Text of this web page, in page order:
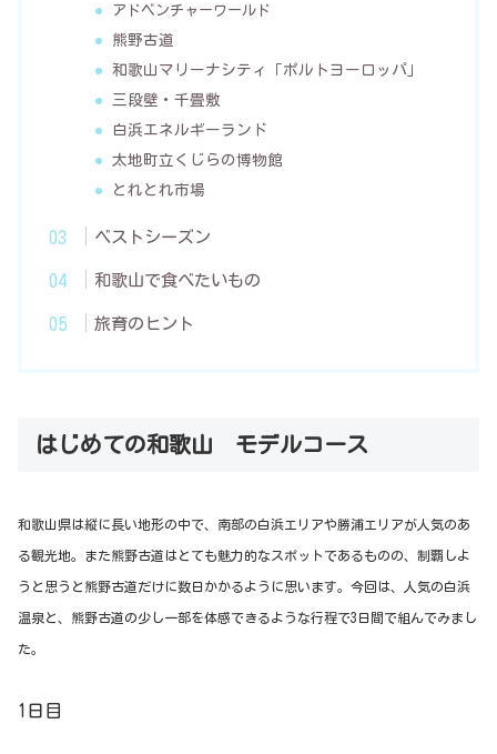
アドベンチャーワールド
熊野古道
和歌山マリーナシティ「ポルトヨーロッパ」
三段壁・千畳敷
白浜エネルギーランド
太地町立くじらの博物館
とれとれ市場
ベストシーズン
和歌山で食べたいもの
旅育のヒント
はじめての和歌山 モデルコース
和歌山県は縦に長い地形の中で、南部の白浜エリアや勝浦エリアが人気のあ
る観光地。また熊野古道はとても魅力的なスポットであるものの、制覇しよ
うと思うと熊野古道だけに数日かかるように思います。今回は、人気の白浜
温泉と、熊野古道の少し一部を体感できるような行程で3日間で組んでみまし
た。
1日目